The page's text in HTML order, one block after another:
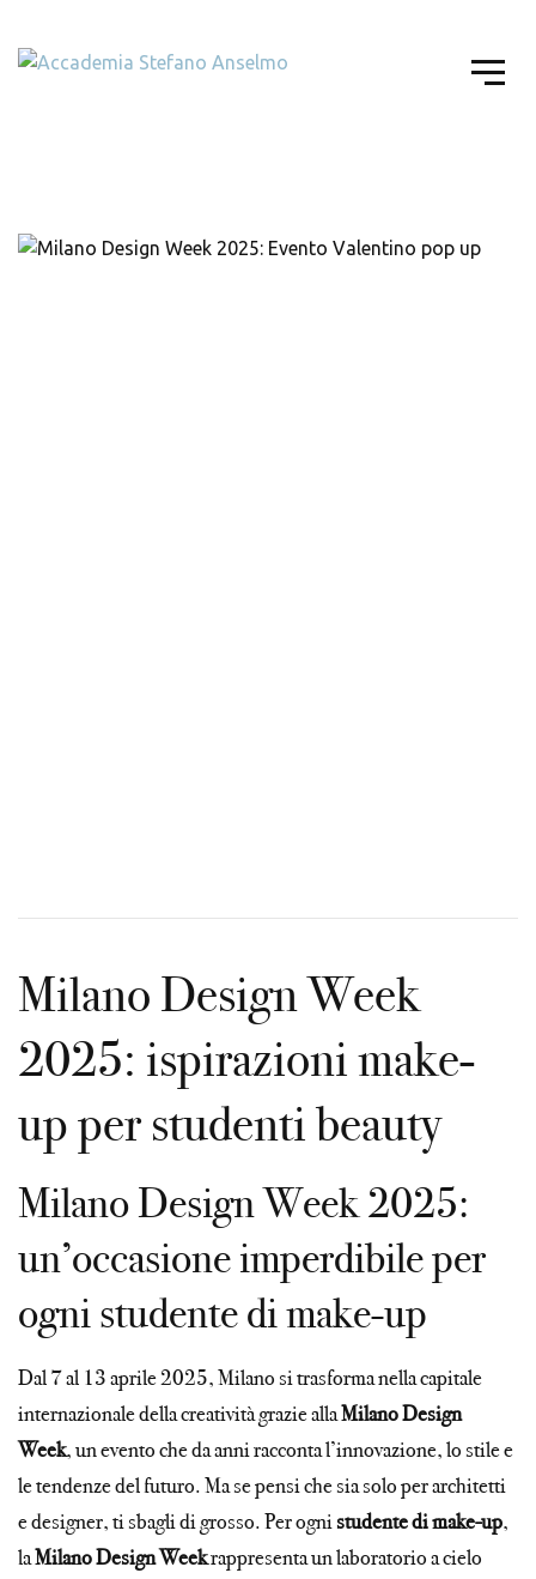
Milano Design Week
2025: ispirazioni make-
up per studenti beauty
Milano Design Week 2025:
un’occasione imperdibile per
ogni studente di make-up
Dal 7 al 13 aprile 2025, Milano si trasforma nella capitale
internazionale della creatività grazie allaMilano Design
Week, un evento che da anni racconta l’innovazione, lo stile e
le tendenze del futuro. Ma se pensi che sia solo per architetti
e designer, ti sbagli di grosso. Per ognistudente di make-up,
laMilano Design Weekrappresenta un laboratorio a cielo